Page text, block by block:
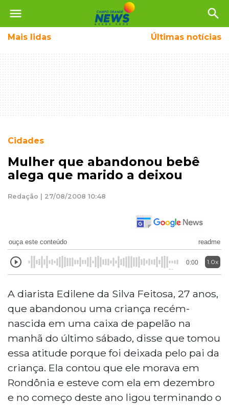
menu search
Mais lidas Últimas notícias
Cidades
Mulher que abandonou bebê
alega que marido a deixou
Redação | 27/08/2008 10:48
ouça este conteúdo readme
0:00 1.0x
A diarista Edilene da Silva Feitosa, 27 anos,
que abandonou uma criança recém-
nascida em uma caixa de papelão na
manhã do último sábado, disse que tomou
essa atitude porque foi deixada pelo pai da
criança. Ela contou que ele morava em
Rondônia e esteve com ela em dezembro
e no começo deste ano ligou terminando o